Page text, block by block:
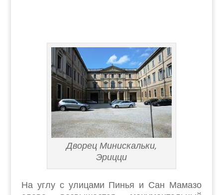
Дворец Минискальки,
Эрицци
На углу с улицами Пинья и Сан Мамазо